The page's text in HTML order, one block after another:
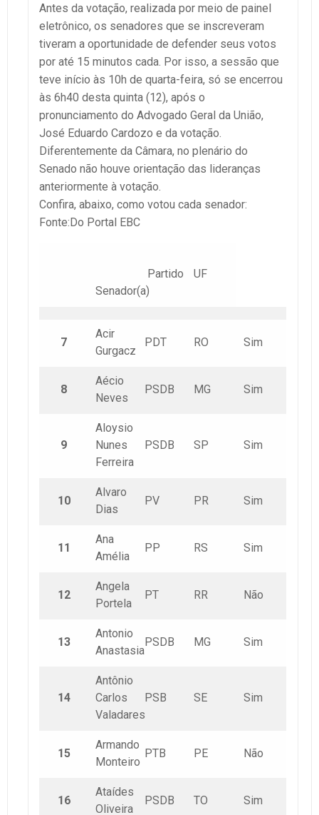
Antes da votação, realizada por meio de painel
eletrônico, os senadores que se inscreveram
tiveram a oportunidade de defender seus votos
por até 15 minutos cada. Por isso, a sessão que
teve início às 10h de quarta-feira, só se encerrou
às 6h40 desta quinta (12), após o
pronunciamento do Advogado Geral da União,
José Eduardo Cardozo e da votação.
Diferentemente da Câmara, no plenário do
Senado não houve orientação das lideranças
anteriormente à votação.
Confira, abaixo, como votou cada senador:
Fonte:Do Portal EBC
Senador(a)
Partido UF
7
Acir
Gurgacz
PDT RO Sim
8
Aécio
Neves
PSDB MG Sim
9
Aloysio
Nunes
Ferreira
PSDB SP Sim
10
Alvaro
Dias
PV PR Sim
11
Ana
Amélia
PP RS Sim
12
Angela
Portela
PT RR Não
13
Antonio
Anastasia
PSDB MG Sim
14
Antônio
Carlos
Valadares
PSB SE Sim
15
Armando
Monteiro
PTB PE Não
16
Ataídes
Oliveira
PSDB TO Sim